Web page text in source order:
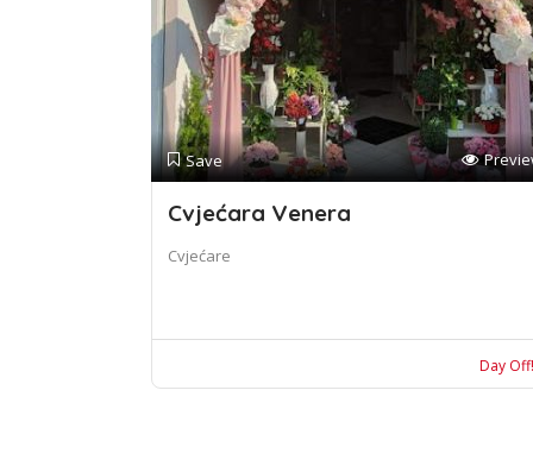
Save
Cvjećara Venera
Cvjećare
Day